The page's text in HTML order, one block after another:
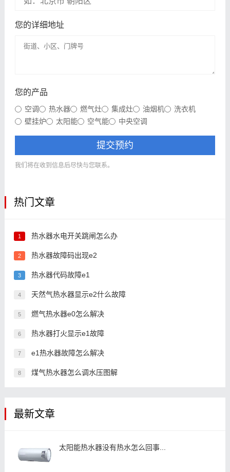
您的详细地址
您的产品
空调 热水器 燃气灶 集成灶 油烟机
洗衣机
壁挂炉
太阳能 空气能 中央空调
提交预约
我们将在收到信息后尽快与您联系。
热门文章
1 热水器水电开关跳闸怎么办
2 热水器故障码出现e2
3 热水器代码故障e1
4 天然气热水器显示e2什么故障
5 燃气热水器e0怎么解决
6 热水器打火显示e1故障
7 e1热水器故障怎么解决
8 煤气热水器怎么调水压图解
最新文章
太阳能热水器没有热水怎么回事...